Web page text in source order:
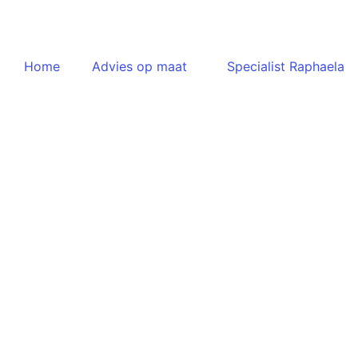
Home Advies op maat Specialist Raphaela